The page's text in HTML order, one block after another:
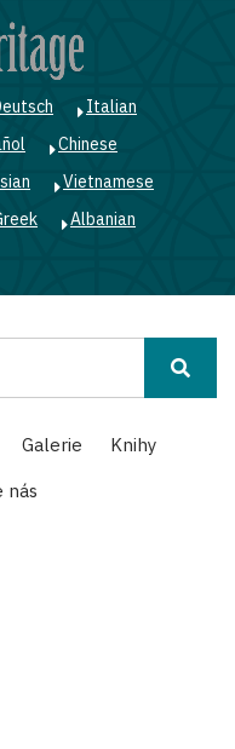
Italian
Chinese
Vietnamese
Albanian
Galerie
Knihy
nás